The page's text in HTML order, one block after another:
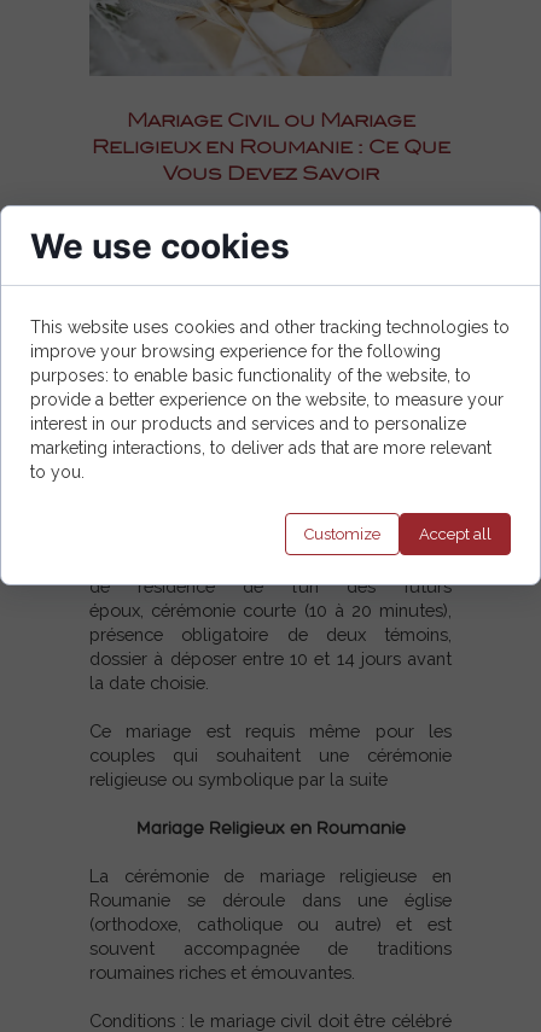
Mariage Civil ou Mariage
Religieux en Roumanie : Ce Que
Vous Devez Savoir
Roumanie, il est essentiel de comprendre la
est légalement reconnu. La cérémonie
religieuse est facultative et doit
impérativement avoir lieu après la
célébration du mariage civil.
Mariage Civil en Roumanie
pour que l’union soit juridiquement valable.
Se déroule à la mairie du lieu
de résidence de l’un des futurs
époux, cérémonie courte (10 à 20 minutes),
présence obligatoire de deux témoins,
dossier à déposer entre 10 et 14 jours avant
la date choisie.
Ce mariage est requis même pour les
couples qui souhaitent une cérémonie
religieuse ou symbolique par la suite
Mariage Religieux en Roumanie
La cérémonie de mariage religieuse en
Roumanie se déroule dans une église
(orthodoxe, catholique ou autre) et est
souvent accompagnée de traditions
roumaines riches et émouvantes.
Conditions : le mariage civil doit être célébré
We use cookies
This website uses cookies and other tracking technologies to
improve your browsing experience for the following
purposes: to enable basic functionality of the website, to
provide a better experience on the website, to measure your
interest in our products and services and to personalize
marketing interactions, to deliver ads that are more relevant
to you.
Customize Accept all